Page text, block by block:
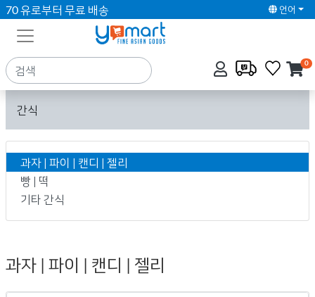
70 유로부터 무료 배송 언어
0
간식
과자 | 파이 | 캔디 | 젤리
빵 | 떡
기타 간식
과자 | 파이 | 캔디 | 젤리